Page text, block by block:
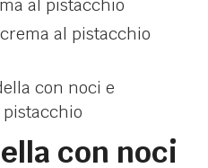
al pistacchio
con noci